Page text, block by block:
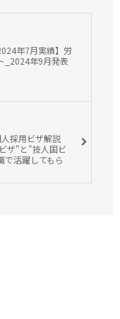
年7月実績】労
_2024年9月発表
人採用ビザ解説
ザ"と"技人国ビ
で活躍してもら